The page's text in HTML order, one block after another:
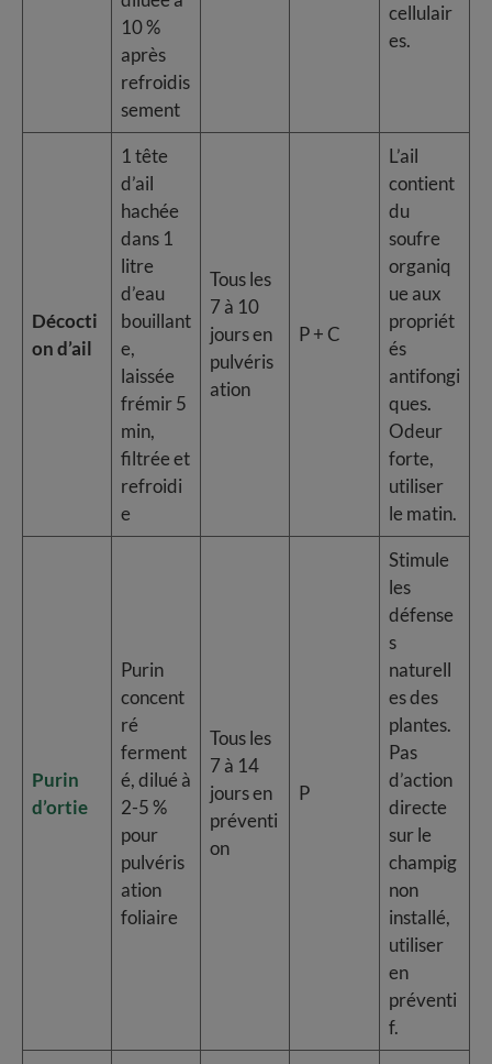
10 %
après
refroidis
sement
cellulair
es.
Décocti
on d’ail
1 tête
d’ail
hachée
dans 1
litre
d’eau
bouillant
e,
laissée
frémir 5
min,
filtrée et
refroidi
e
Tous les
7 à 10
jours en
pulvéris
ation
P + C
L’ail
contient
du
soufre
organiq
ue aux
propriét
és
antifongi
ques.
Odeur
forte,
utiliser
le matin.
Purin
d’ortie
Purin
concent
ré
ferment
é, dilué à
2-5 %
pour
pulvéris
ation
foliaire
Tous les
7 à 14
jours en
préventi
on
P
Stimule
les
défense
s
naturell
es des
plantes.
Pas
d’action
directe
sur le
champig
non
installé,
utiliser
en
préventi
f.